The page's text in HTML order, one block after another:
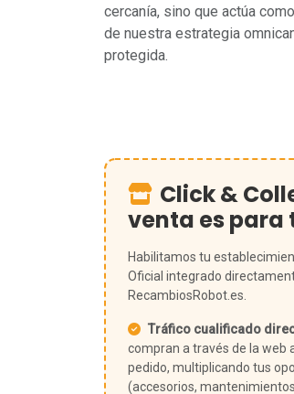
cercanía, sino que actúa
de nuestra estrategia
protegida.
Click &
venta es para
Habilitamos tu
Oficial integrado
RecambiosRobot.es.
Tráfico cualificado
compran a través de la web
pedido, multiplicando tus
(accesorios,